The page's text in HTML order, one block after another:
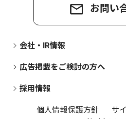
お問い
会社・IR情報
広告掲載をご検討の方へ
採用情報
個人情報保護方針
サ